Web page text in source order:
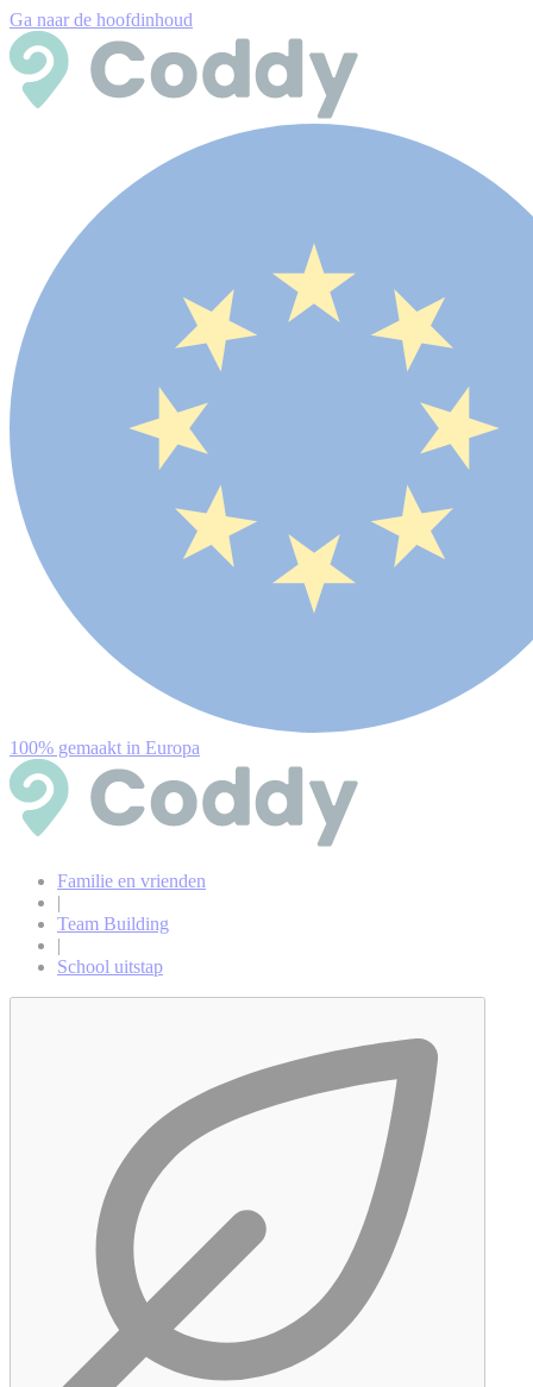
Ga naar de hoofdinhoud
100% gemaakt in Europa
Familie en vrienden
|
Team Building
|
School uitstap